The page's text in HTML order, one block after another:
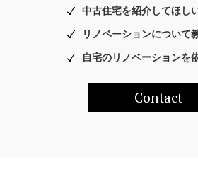
中古住宅を紹介してほし
リノベーションについて
自宅のリノベーションを
Contact